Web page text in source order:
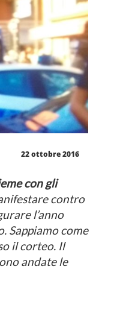
22 ottobre 2016
con gli
contro
l’anno
Sappiamo come
il corteo. Il
andate le